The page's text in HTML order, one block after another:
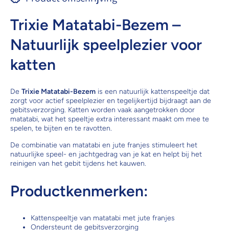
Trixie Matatabi-Bezem –
Natuurlijk speelplezier voor
katten
De Trixie Matatabi-Bezem is een natuurlijk kattenspeeltje dat
zorgt voor actief speelplezier en tegelijkertijd bijdraagt aan de
gebitsverzorging. Katten worden vaak aangetrokken door
matatabi, wat het speeltje extra interessant maakt om mee te
spelen, te bijten en te ravotten.
De combinatie van matatabi en jute franjes stimuleert het
natuurlijke speel- en jachtgedrag van je kat en helpt bij het
reinigen van het gebit tijdens het kauwen.
Productkenmerken:
Kattenspeeltje van matatabi met jute franjes
Ondersteunt de gebitsverzorging